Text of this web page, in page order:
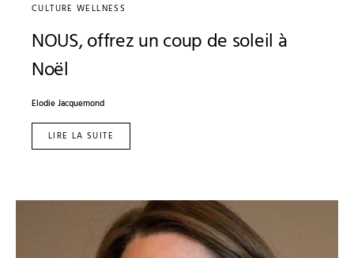
CULTURE WELLNESS
NOUS, offrez un coup de soleil à
Noël
Elodie Jacquemond
LIRE LA SUITE